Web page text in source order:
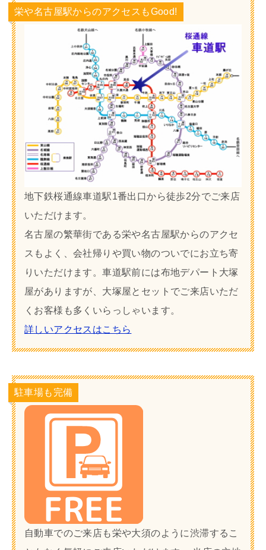
栄や名古屋駅からのアクセスもGood!
地下鉄桜通線車道駅1番出口から徒歩2分でご来店
いただけます。
名古屋の繁華街である栄や名古屋駅からのアクセ
スもよく、会社帰りや買い物のついでにお立ち寄
りいただけます。車道駅前には布地デパート大塚
屋がありますが、大塚屋とセットでご来店いただ
くお客様も多くいらっしゃいます。
詳しいアクセスはこちら
駐車場も完備
自動車でのご来店も栄や大須のように渋滞するこ